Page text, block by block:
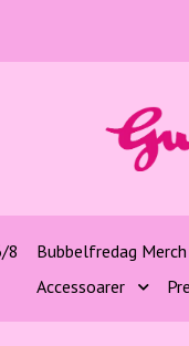
8 Bubbelfredag Merch
Accessoarer